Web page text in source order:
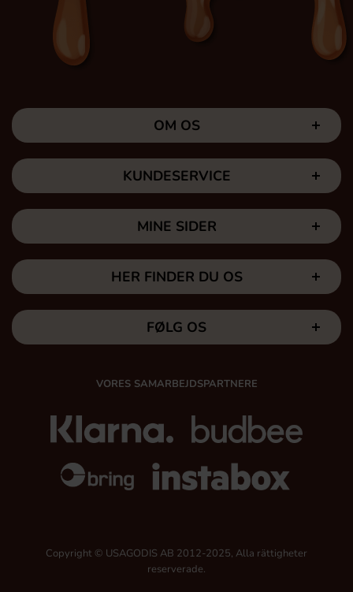
OM OS
KUNDESERVICE
MINE SIDER
HER FINDER DU OS
FØLG OS
VORES SAMARBEJDSPARTNERE
Copyright © USAGODIS AB 2012-2025, Alla rättigheter
reserverade.